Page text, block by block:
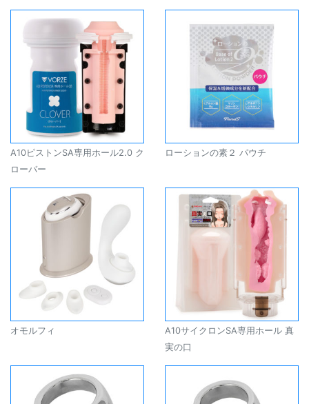
A10ピストンSA専用ホール2.0 ク
ローバー
ローションの素２ パウチ
オモルフィ
A10サイクロンSA専用ホール 真
実の口